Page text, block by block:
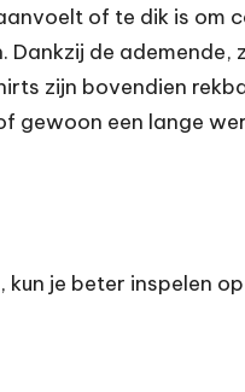
of te dik is om
Dankzij de ademende,
zijn bovendien
gewoon een lange
je beter inspelen op